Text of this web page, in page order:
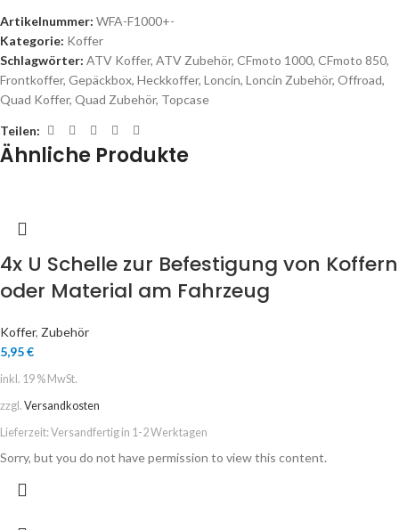
Artikelnummer: WFA-F1000+-
Kategorie: Koffer
Schlagwörter: ATV Koffer, ATV Zubehör, CFmoto 1000, CFmoto 850,
Frontkoffer, Gepäckbox, Heckkoffer, Loncin, Loncin Zubehör, Offroad,
Quad Koffer, Quad Zubehör, Topcase
Teilen:
Ähnliche Produkte
4x U Schelle zur Befestigung von Koffern
oder Material am Fahrzeug
Koffer, Zubehör
5,95€
inkl. 19 % MwSt.
zzgl. Versandkosten
Lieferzeit: Versandfertig in 1-2 Werktagen
Sorry, but you do not have permission to view this content.